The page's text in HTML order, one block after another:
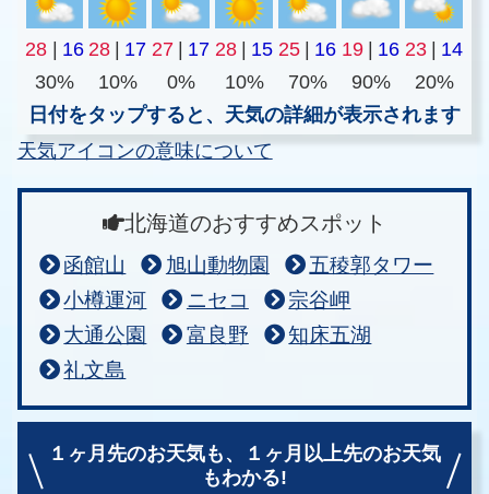
28 | 16 28 | 17 27 | 17 28 | 15 25 | 16 19 | 16 23 | 14
30%
10% 0% 10% 70% 90%
20%
日付をタップすると、天気の詳細が表示されます
天気アイコンの意味について
北海道のおすすめスポット
函館山 旭山動物園
五稜郭タワー
小樽運河
ニセコ
宗谷岬
大通公園
富良野
知床五湖
礼文島
１ヶ月先のお天気も、
１ヶ月以上先のお天気
もわかる!